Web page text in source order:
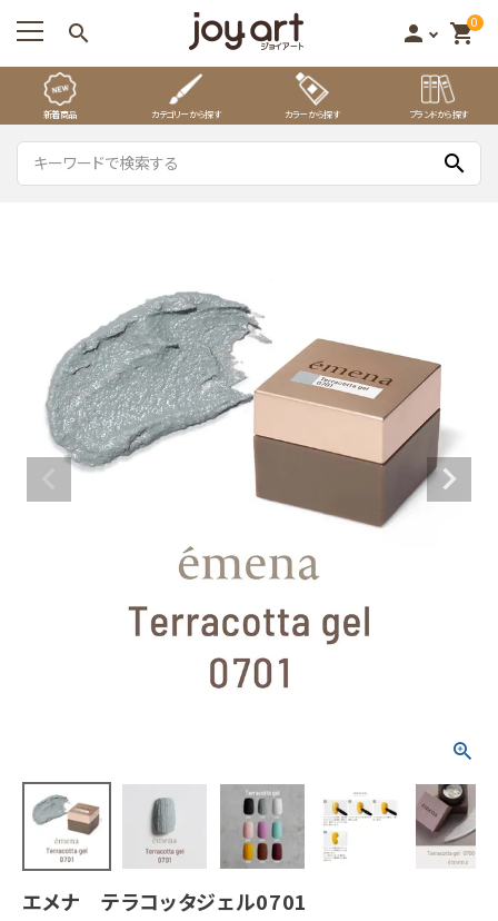
search person 0
shopping_cart
新着商品 カテゴリーから探す カラーから探す ブランドから探す
search
エメナ テラコッタジェル0701